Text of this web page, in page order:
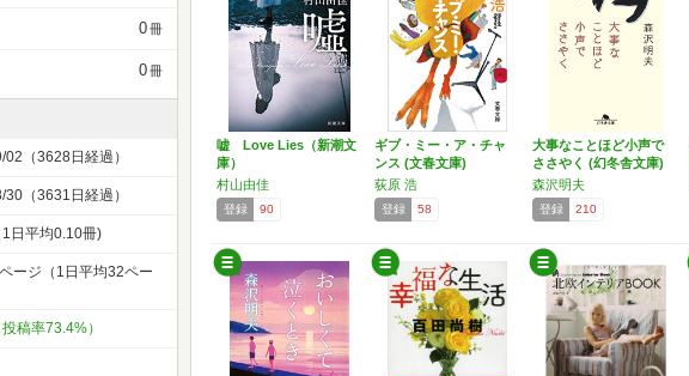
嘘 Love Lies（新潮文
庫）
村山由佳
登録 90
ギブ・ミー・ア・チャ
ンス (文春文庫)
荻原 浩
登録 58
大事なことほど小声で
ささやく (幻冬舎文庫)
森沢明夫
登録 210
0冊
0冊
（3628日経過）
（3631日経過）
日平均0.10冊)
ージ（1日平均32ペー
稿率73.4%）